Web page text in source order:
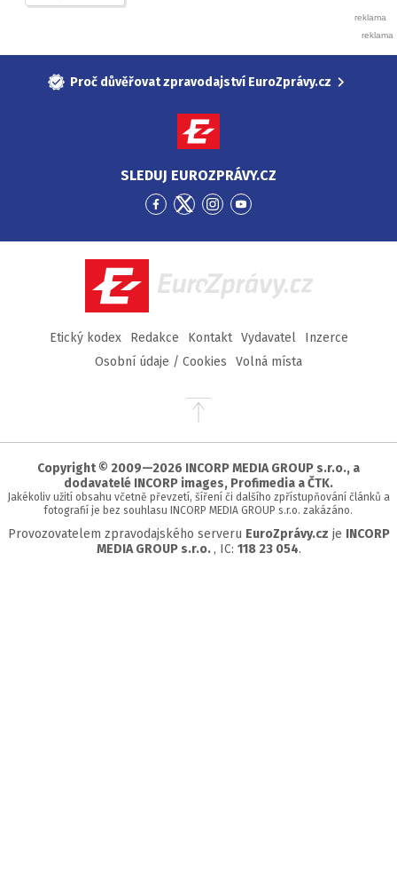
Proč důvěřovat zpravodajství EuroZprávy.cz
SLEDUJ EUROZPRÁVY.CZ
Přejít
Facebook
Přejít
Twitter
Přejít
Instagram
Přejít
YouTube
EuroZprávy.cz
Etický kodex Redakce Kontakt Vydavatel
Inzerce
Osobní údaje / Cookies
Volná místa
Přejít
stránky
Copyright © 2009—2026 INCORP MEDIA GROUP s.r.o., a
dodavatelé INCORP images, Profimedia a ČTK.
Jakékoliv užití obsahu včetně převzetí, šíření či dalšího zpřístupňování článků a
fotografií je bez souhlasu INCORP MEDIA GROUP s.r.o. zakázáno.
Provozovatelem zpravodajského serveru EuroZprávy.cz je INCORP
MEDIA GROUP s.r.o. , IC: 118 23 054.